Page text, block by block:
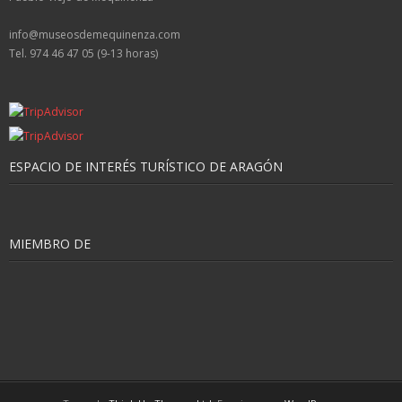
dotado el concurso. Hasta el
17 de julio está abierto el
para escoger al ganador
info@museosdemequinenza.com
Tel. 974 46 47 05 (9-13 horas)
ESPACIO DE INTERÉS TURÍSTICO DE ARAGÓN
MIEMBRO DE